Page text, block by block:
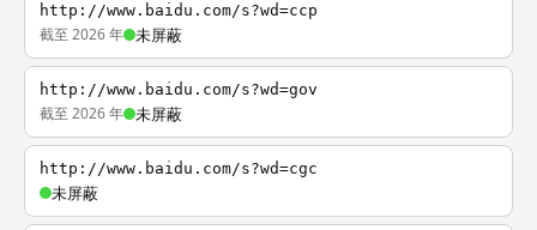
http://www.baidu.com/s?wd=ccp
截至 2026 年 未屏蔽
http://www.baidu.com/s?wd=gov
截至 2026 年 未屏蔽
http://www.baidu.com/s?wd=cgc
未屏蔽